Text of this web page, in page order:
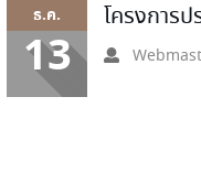
ธ.ค.
13
โครงการ